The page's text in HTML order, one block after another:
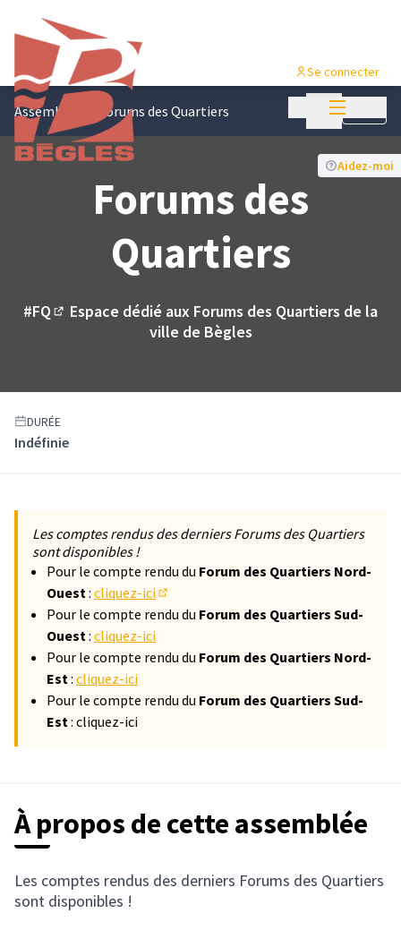
Menu
Se connecter
Assemblées Forums des Quartiers Menu Suivre
Aidez-moi
Forums des
Quartiers
#FQ
(Lien externe)
Espace dédié aux Forums des Quartiers de la
ville de Bègles
DURÉE
Indéfinie
Les comptes rendus des derniers Forums des Quartiers
sont disponibles !
Pour le compte rendu du Forum des Quartiers Nord-
Ouest: cliquez-ici
(S'ouvre dans un nouvel onglet)
Pour le compte rendu du Forum des Quartiers Sud-
Ouest: cliquez-ici
Pour le compte rendu du Forum des Quartiers Nord-
Est: cliquez-ici
Pour le compte rendu du Forum des Quartiers Sud-
Est: cliquez-ici
À propos de cette assemblée
Les comptes rendus des derniers Forums des Quartiers
sont disponibles !